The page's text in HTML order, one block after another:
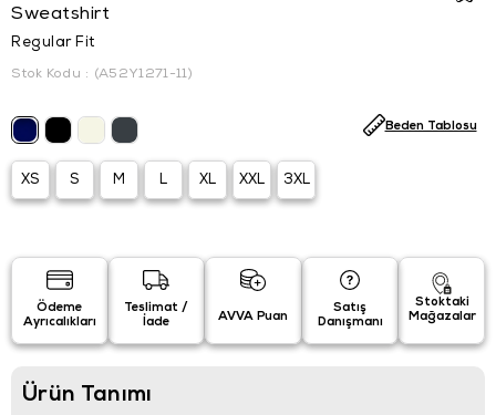
Sweatshirt
Regular Fit
Stok Kodu (A52Y1271-11)
XS S M L XL XXL 3XL
Beden Tablosu
Ödeme
Ayrıcalıkları
Teslimat /
İade
AVVA Puan
Satış
Danışmanı
Stoktaki
Mağazalar
Ürün Tanımı